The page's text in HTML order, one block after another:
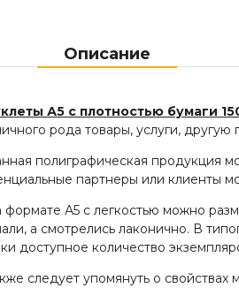
Описание
А5 с плотностью бумаги
рода товары, услуги,
полиграфическая продукция
партнеры или клиенты
А5 с легкостью можно
а смотрелись лаконично. В
доступное количество
следует упомянуть о свойствах